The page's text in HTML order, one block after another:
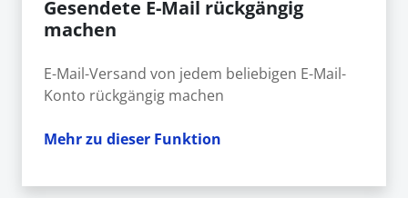
Gesendete E-Mail rückgängig
machen
E-Mail-Versand von jedem beliebigen E-Mail-
Konto rückgängig machen
Mehr zu dieser Funktion